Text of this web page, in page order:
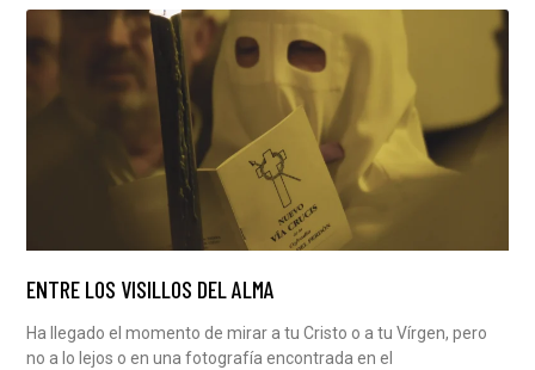
ENTRE LOS VISILLOS DEL ALMA
Ha llegado el momento de mirar a tu Cristo o a tu Vírgen, pero
no a lo lejos o en una fotografía encontrada en el